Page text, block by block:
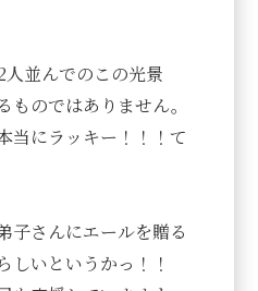
並んでのこの光景
ものではありません。
当にラッキー！！！て
子さんにエールを贈る
しいというかっ！！